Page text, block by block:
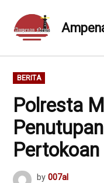
content
POSTED
IN
BERITA
Polresta
by 007al